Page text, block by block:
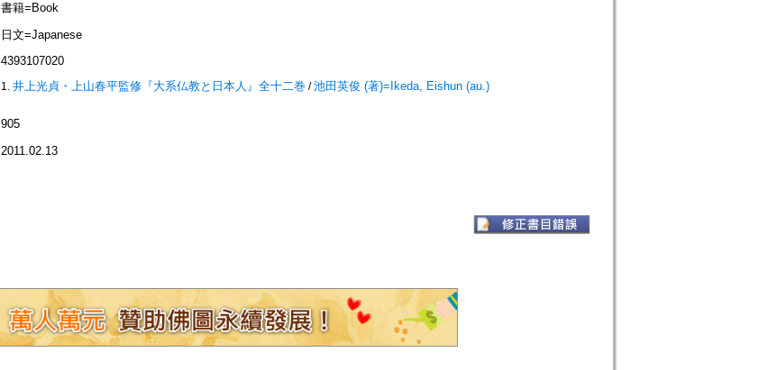
書籍=Book
日文=Japanese
4393107020
井上光貞・上山春平監修『大系仏教と日本人』全十二巻/池田英俊 (著)=Ikeda, Eishun (au.)
905
2011.02.13